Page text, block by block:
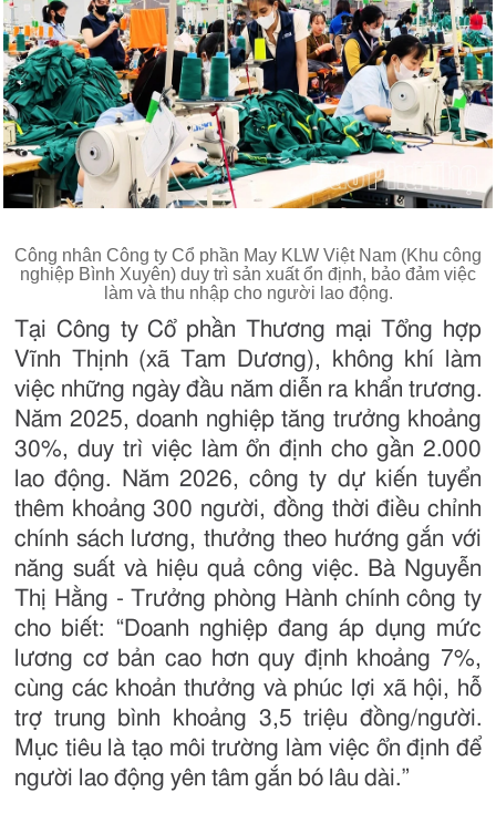
Công nhân Công ty Cổ phần May KLW Việt Nam (Khu công
nghiệp Bình Xuyên) duy trì sản xuất ổn định, bảo đảm việc
làm và thu nhập cho người lao động.
Tại Công ty Cổ phần Thương mại Tổng hợp
Vĩnh Thịnh (xã Tam Dương), không khí làm
việc những ngày đầu năm diễn ra khẩn trương.
Năm 2025, doanh nghiệp tăng trưởng khoảng
30%, duy trì việc làm ổn định cho gần 2.000
lao động. Năm 2026, công ty dự kiến tuyển
thêm khoảng 300 người, đồng thời điều chỉnh
chính sách lương, thưởng theo hướng gắn với
năng suất và hiệu quả công việc. Bà Nguyễn
Thị Hằng - Trưởng phòng Hành chính công ty
cho biết: “Doanh nghiệp đang áp dụng mức
lương cơ bản cao hơn quy định khoảng 7%,
cùng các khoản thưởng và phúc lợi xã hội, hỗ
trợ trung bình khoảng 3,5 triệu đồng/người.
Mục tiêu là tạo môi trường làm việc ổn định để
người lao động yên tâm gắn bó lâu dài.”